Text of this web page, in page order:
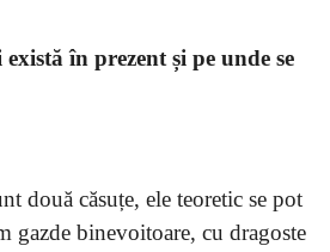
în prezent și pe unde se
două căsuțe, ele teoretic se pot
gazde binevoitoare, cu dragoste